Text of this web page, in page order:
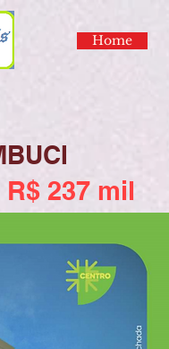
Home
R$ 237 mil